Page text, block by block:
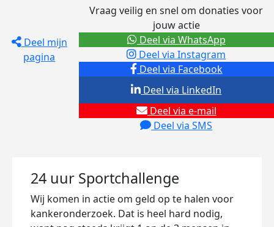
Deel mijn
pagina
Vraag veilig en snel om donaties voor
jouw actie
Deel via Facebook
Deel via Instagram
Deel via e-mail
Deel via SMS
Deel via LinkedIn
Deel via WhatsApp
24 uur Sportchallenge
Wij komen in actie om geld op te halen voor
kankeronderzoek. Dat is heel hard nodig,